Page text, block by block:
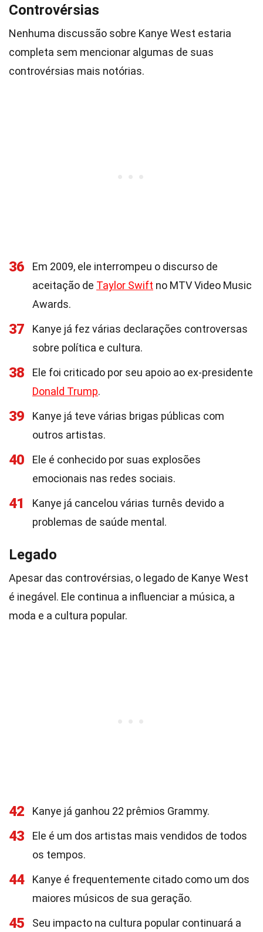
Controvérsias
Nenhuma discussão sobre Kanye West estaria
completa sem mencionar algumas de suas
controvérsias mais notórias.
36
Em 2009, ele interrompeu o discurso de
aceitação de Taylor Swift no MTV Video Music
Awards.
37
Kanye já fez várias declarações controversas
sobre política e cultura.
38
Ele foi criticado por seu apoio ao ex-presidente
Donald Trump.
39
Kanye já teve várias brigas públicas com
outros artistas.
40
Ele é conhecido por suas explosões
emocionais nas redes sociais.
41
Kanye já cancelou várias turnês devido a
problemas de saúde mental.
Legado
Apesar das controvérsias, o legado de Kanye West
é inegável. Ele continua a influenciar a música, a
moda e a cultura popular.
42 Kanye já ganhou 22 prêmios Grammy.
43
Ele é um dos artistas mais vendidos de todos
os tempos.
44
Kanye é frequentemente citado como um dos
maiores músicos de sua geração.
45
Seu impacto na cultura popular continuará a